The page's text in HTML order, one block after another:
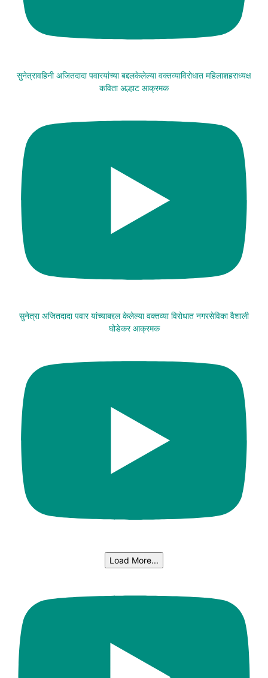
सुनेत्रावहिनी अजितदादा पवारयांच्या बद्दलकेलेल्या वक्तव्याविरोधात महिलाशहराध्यक्ष
कविता अल्हाट आक्रमक
सुनेत्रा अजितदादा पवार यांच्याबद्दल केलेल्या वक्तव्या विरोधात नगरसेविका वैशाली
घोडेकर आक्रमक
Load More...